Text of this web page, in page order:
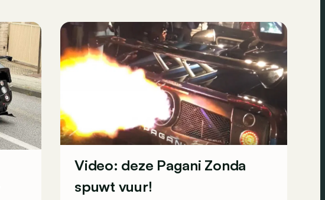
Video: deze Pagani Zonda
spuwt vuur!